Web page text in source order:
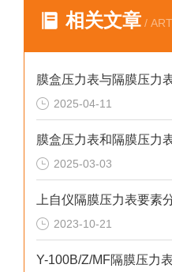
相关文章 /
膜盒压力表与隔膜压力
2025-04-11
2025-03-03
上自仪隔膜压力表要素
2023-10-21